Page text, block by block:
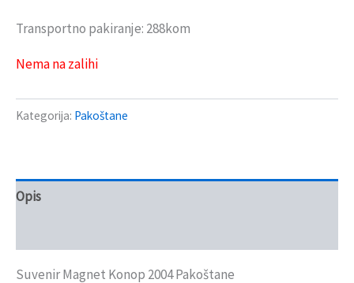
Transportno pakiranje: 288kom
Nema na zalihi
Kategorija: Pakoštane
Opis
Suvenir Magnet Konop 2004 Pakoštane